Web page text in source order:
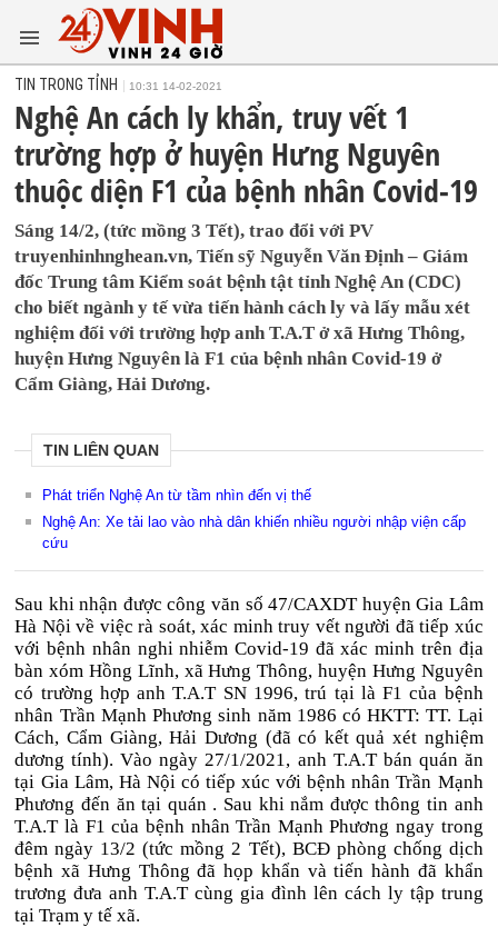
TIN TRONG TỈNH 10:31 14-02-2021
Nghệ An cách ly khẩn, truy vết 1
trường hợp ở huyện Hưng Nguyên
thuộc diện F1 của bệnh nhân Covid-19
Sáng 14/2, (tức mồng 3 Tết), trao đổi với PV
truyenhinhnghean.vn, Tiến sỹ Nguyễn Văn Định – Giám
đốc Trung tâm Kiểm soát bệnh tật tỉnh Nghệ An (CDC)
cho biết ngành y tế vừa tiến hành cách ly và lấy mẫu xét
nghiệm đối với trường hợp anh T.A.T ở xã Hưng Thông,
huyện Hưng Nguyên là F1 của bệnh nhân Covid-19 ở
Cẩm Giàng, Hải Dương.
TIN LIÊN QUAN
Phát triển Nghệ An từ tầm nhìn đến vị thế
Nghệ An: Xe tải lao vào nhà dân khiến nhiều người nhập viện cấp
cứu
Sau khi nhận được công văn số 47/CAXDT huyện Gia Lâm
Hà Nội về việc rà soát, xác minh truy vết người đã tiếp xúc
với bệnh nhân nghi nhiễm Covid-19 đã xác minh trên địa
bàn xóm Hồng Lĩnh, xã Hưng Thông, huyện Hưng Nguyên
có trường hợp anh T.A.T SN 1996, trú tại là F1 của bệnh
nhân Trần Mạnh Phương sinh năm 1986 có HKTT: TT. Lại
Cách, Cẩm Giàng, Hải Dương (đã có kết quả xét nghiệm
dương tính). Vào ngày 27/1/2021, anh T.A.T bán quán ăn
tại Gia Lâm, Hà Nội có tiếp xúc với bệnh nhân Trần Mạnh
Phương đến ăn tại quán . Sau khi nắm được thông tin anh
T.A.T là F1 của bệnh nhân Trần Mạnh Phương ngay trong
đêm ngày 13/2 (tức mồng 2 Tết), BCĐ phòng chống dịch
bệnh xã Hưng Thông đã họp khẩn và tiến hành đã khẩn
trương đưa anh T.A.T cùng gia đình lên cách ly tập trung
tại Trạm y tế xã.